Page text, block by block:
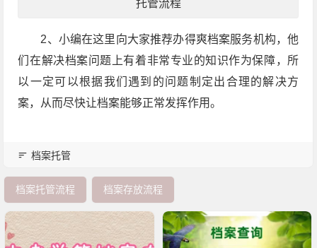
托管流程
2、小编在这里向大家推荐办得爽档案服务机构，他
们在解决档案问题上有着非常专业的知识作为保障，所
以一定可以根据我们遇到的问题制定出合理的解决方
案，从而尽快让档案能够正常发挥作用。
档案托管
档案托管流程 档案存放流程